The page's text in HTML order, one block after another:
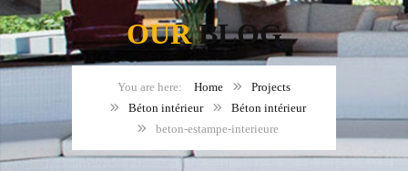
OURBLOG
Home
Projects
Béton intérieur
Béton intérieur
beton-estampe-interieure